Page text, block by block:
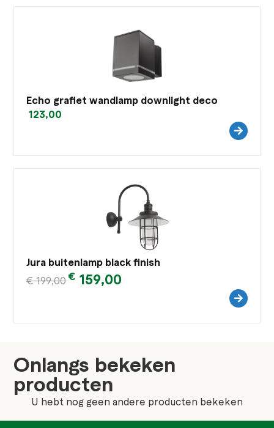
Echo grafiet wandlamp downlight deco
123,00
Jura buitenlamp black finish
€199,00€ 159,00
Onlangs bekeken
producten
U hebt nog geen andere producten bekeken